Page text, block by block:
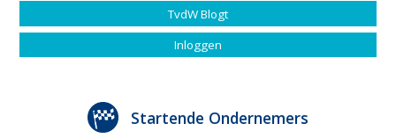
TvdW Blogt
Inloggen
Startende Ondernemers